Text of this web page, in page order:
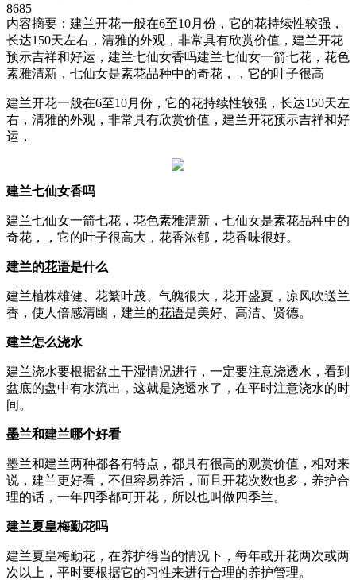
8685
内容摘要：建兰开花一般在6至10月份，它的花持续性较强，
长达150天左右，清雅的外观，非常具有欣赏价值，建兰开花
预示吉祥和好运，建兰七仙女香吗建兰七仙女一箭七花，花色
素雅清新，七仙女是素花品种中的奇花，，它的叶子很高
建兰开花一般在6至10月份，它的花持续性较强，长达150天左
右，清雅的外观，非常具有欣赏价值，建兰开花预示吉祥和好
运，
建兰七仙女香吗
建兰七仙女一箭七花，花色素雅清新，七仙女是素花品种中的
奇花，，它的叶子很高大，花香浓郁，花香味很好。
建兰的花语是什么
建兰植株雄健、花繁叶茂、气魄很大，花开盛夏，凉风吹送兰
香，使人倍感清幽，建兰的花语是美好、高洁、贤德。
建兰怎么浇水
建兰浇水要根据盆土干湿情况进行，一定要注意浇透水，看到
盆底的盘中有水流出，这就是浇透水了，在平时注意浇水的时
间。
墨兰和建兰哪个好看
墨兰和建兰两种都各有特点，都具有很高的观赏价值，相对来
说，建兰更好看，不但容易养活，而且开花次数也多，养护合
理的话，一年四季都可开花，所以也叫做四季兰。
建兰夏皇梅勤花吗
建兰夏皇梅勤花，在养护得当的情况下，每年或开花两次或两
次以上，平时要根据它的习性来进行合理的养护管理。